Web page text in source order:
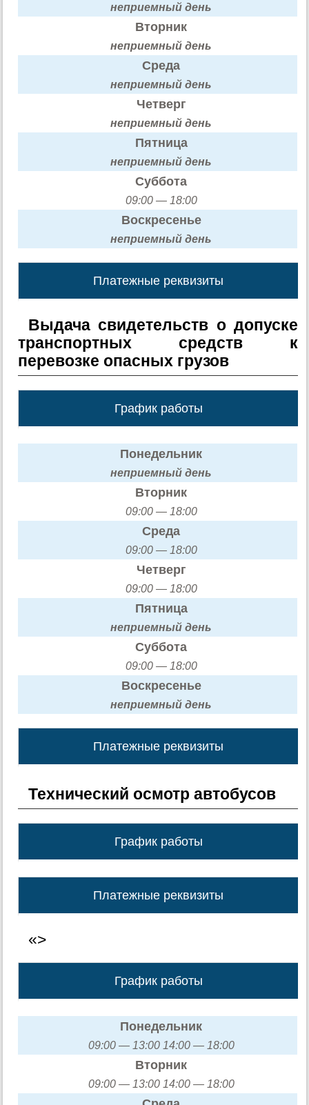
неприемный день
Вторник
неприемный день
Среда
неприемный день
Четверг
неприемный день
Пятница
неприемный день
Суббота
09:00 — 18:00
Воскресенье
неприемный день
Платежные реквизиты
Выдача свидетельств о допуске
транспортных средств к
перевозке опасных грузов
График работы
Понедельник
неприемный день
Вторник
09:00 — 18:00
Среда
09:00 — 18:00
Четверг
09:00 — 18:00
Пятница
неприемный день
Суббота
09:00 — 18:00
Воскресенье
неприемный день
Платежные реквизиты
Технический осмотр автобусов
График работы
Платежные реквизиты
«>
График работы
Понедельник
09:00 — 13:00 14:00 — 18:00
Вторник
09:00 — 13:00 14:00 — 18:00